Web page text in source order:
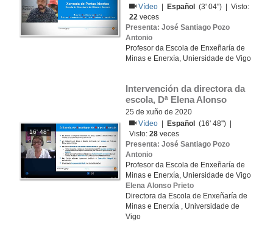
Vídeo
Español
(3' 04'') | Visto:
22 veces
Presenta: José Santiago Pozo
Antonio
Profesor da Escola de Enxeñaría de
Minas e Enerxía, Uniersidade de Vigo
16' 48''
Intervención da directora da
escola, Dª Elena Alonso
25 de xuño de 2020
Vídeo
Español
(16' 48'') |
Visto:28 veces
Presenta: José Santiago Pozo
Antonio
Profesor da Escola de Enxeñaría de
Minas e Enerxía, Uniersidade de Vigo
Elena Alonso Prieto
Directora da Escola de Enxeñaría de
Minas e Enerxía , Universidade de
Vigo